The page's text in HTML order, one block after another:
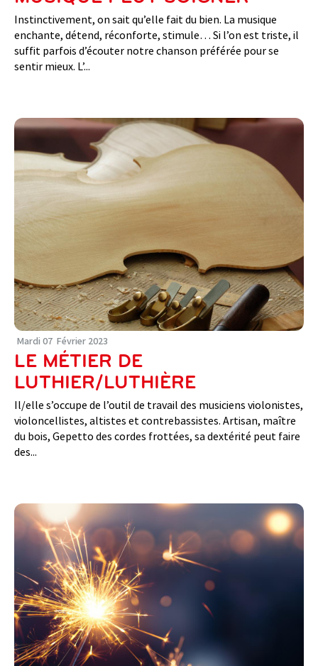
Instinctivement, on sait qu’elle fait du bien. La musique
enchante, détend, réconforte, stimule… Si l’on est triste, il
suffit parfois d’écouter notre chanson préférée pour se
sentir mieux. L’...
Mardi 07 Février 2023
LE MÉTIER DE
LUTHIER/LUTHIÈRE
Il/elle s’occupe de l’outil de travail des musiciens violonistes,
violoncellistes, altistes et contrebassistes. Artisan, maître
du bois, Gepetto des cordes frottées, sa dextérité peut faire
des...